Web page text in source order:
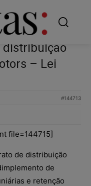
distribuição
– Lei
#144713
file=144715]
de distribuição
de
e retenção